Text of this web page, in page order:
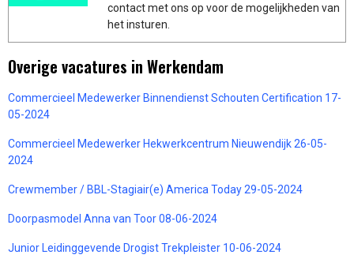
contact met ons op voor de mogelijkheden van
het insturen.
Overige vacatures in Werkendam
Commercieel Medewerker Binnendienst Schouten Certification 17-
05-2024
Commercieel Medewerker Hekwerkcentrum Nieuwendijk 26-05-
2024
Crewmember / BBL-Stagiair(e) America Today 29-05-2024
Doorpasmodel Anna van Toor 08-06-2024
Junior Leidinggevende Drogist Trekpleister 10-06-2024